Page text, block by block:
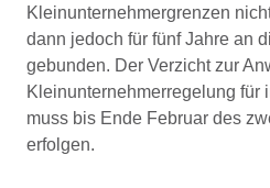
Kleinunternehmergrenzen
dann jedoch für fünf Jahre an
gebunden. Der Verzicht zur
Kleinunternehmerregelung für
muss bis Ende Februar des
erfolgen.